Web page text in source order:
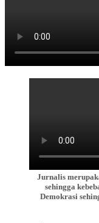
Jurnalis
sehingga
Demokrasi